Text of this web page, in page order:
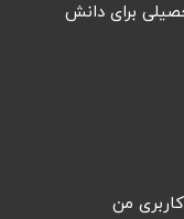
برای دانش
من